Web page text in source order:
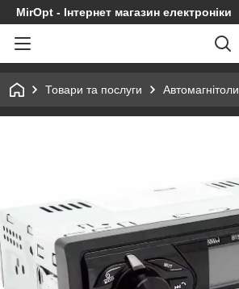
MirOpt - Інтернет магазин електроніки
Товари та послуги Автомагнітоли